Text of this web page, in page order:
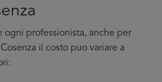
ogni professionista, anche per
il costo puo variare a